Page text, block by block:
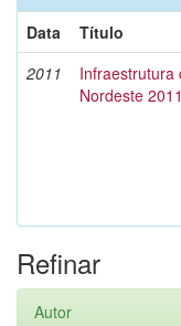
Data
Título
2011
Infraestrutura
Nordeste 2011
Refinar
Autor